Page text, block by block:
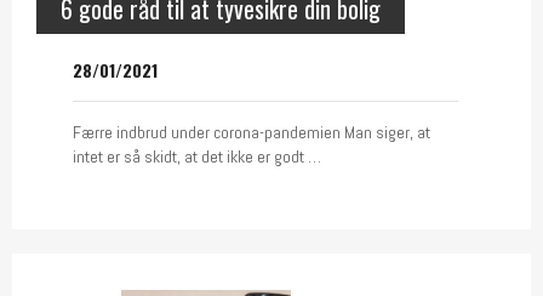
6 gode råd til at tyvesikre din bolig
28/01/2021
Færre indbrud under corona-pandemien Man siger, at
intet er så skidt, at det ikke er godt …